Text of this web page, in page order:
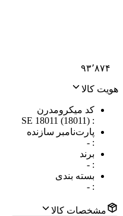
۹۳٬۸۷۴
هویت کالا
کد میکرومدرن
:
SE 18011 (18011)
پارت‌نامبر سازنده
:
-
برند
:
-
بسته بندی
:
-
مشخصات کالا